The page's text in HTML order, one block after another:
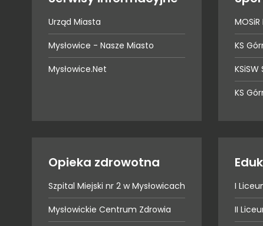
Urząd Miasta
Mysłowice - Nasze Miasto
Mysłowice.Net
KS
KS
Opieka zdrowotna
Szpital Miejski nr 2 w Mysłowicach
Mysłowickie Centrum Zdrowia
I
II